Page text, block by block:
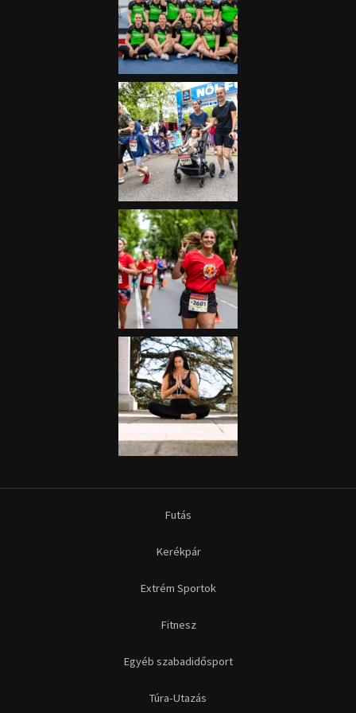
Futás
Kerékpár
Extrém Sportok
Fitnesz
Egyéb szabadidősport
Lovassport
Közösségi sport